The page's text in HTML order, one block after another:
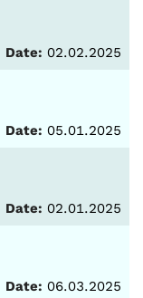
Date: 02.02.2025
Date: 05.01.2025
Date: 02.01.2025
Date: 06.03.2025